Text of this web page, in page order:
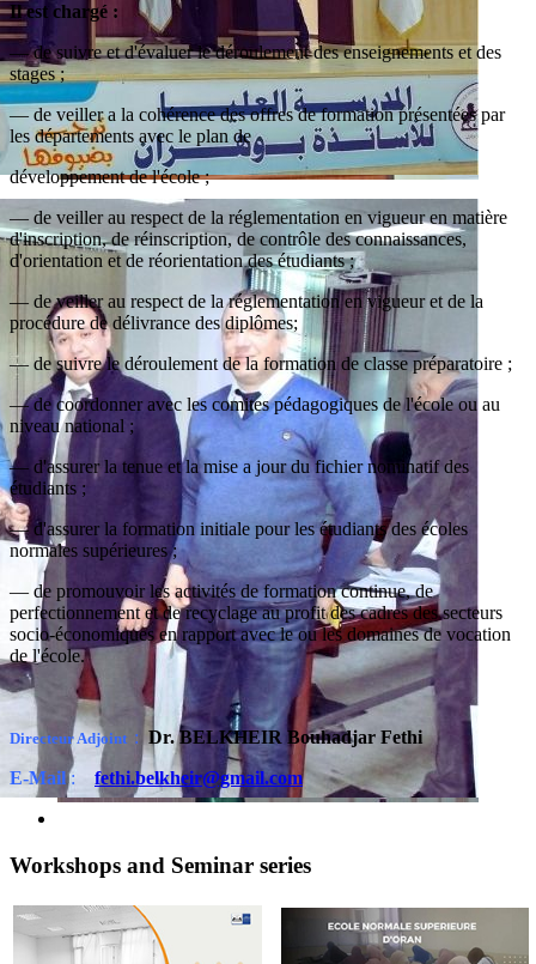
Il est chargé :
— de suivre et d'évaluer le déroulement des enseignements et des
stages ;
— de veiller a la cohérence des offres de formation présentées par
les départements avec le plan de
développement de l'école ;
— de veiller au respect de la réglementation en vigueur en matière
d'inscription, de réinscription, de contrôle des connaissances,
d'orientation et de réorientation des étudiants ;
— de veiller au respect de la réglementation en vigueur et de la
procédure de délivrance des diplômes;
— de suivre le déroulement de la formation de classe préparatoire ;
— de coordonner avec les comites pédagogiques de l'école ou au
niveau national ;
— d'assurer la tenue et la mise a jour du fichier nominatif des
étudiants ;
— d'assurer la formation initiale pour les étudiants des écoles
normales supérieures ;
— de promouvoir les activités de formation continue, de
perfectionnement et de recyclage au profit des cadres des secteurs
socio-économiques en rapport avec le ou les domaines de vocation
de l'école.
Directeur Adjoint : Dr.BELKHEIR Bouhadjar Fethi
E-Mail: fethi.belkheir@gmail.com
Workshops and Seminar series